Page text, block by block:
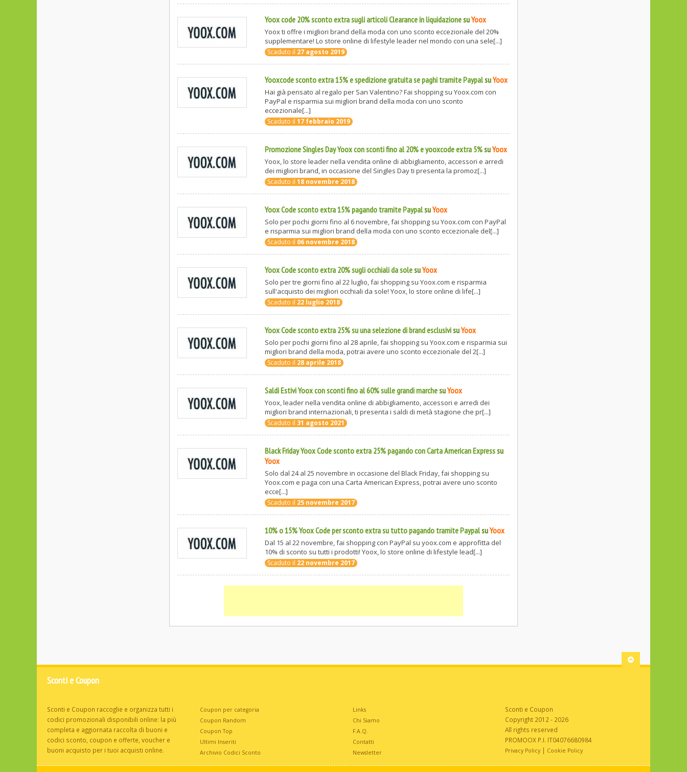
Yoox code 20% sconto extra sugli articoli Clearance in liquidazionesuYoox
Yoox ti offre i migliori brand della moda con uno sconto eccezionale del 20%
supplementare! Lo store online di lifestyle leader nel mondo con una sele[...]
Scaduto il 27 agosto 2019
Yooxcode sconto extra 15% e spedizione gratuita se paghi tramite PaypalsuYoox
Hai già pensato al regalo per San Valentino? Fai shopping su Yoox.com con
PayPal e risparmia sui migliori brand della moda con uno sconto
eccezionale[...]
Scaduto il17 febbraio 2019
Promozione Singles Day Yoox con sconti fino al 20% e yooxcode extra 5%suYoox
Yoox, lo store leader nella vendita online di abbigliamento, accessori e arredi
dei migliori brand, in occasione del Singles Day ti presenta la promoz[...]
Scaduto il18 novembre 2018
Yoox Code sconto extra 15% pagando tramite PaypalsuYoox
Solo per pochi giorni fino al 6 novembre, fai shopping su Yoox.com con PayPal
e risparmia sui migliori brand della moda con uno sconto eccezionale del[...]
Scaduto il 06 novembre 2018
Yoox Code sconto extra 20% sugli occhiali da solesuYoox
Solo per tre giorni fino al 22 luglio, fai shopping su Yoox.com e risparmia
sull'acquisto dei migliori occhiali da sole! Yoox, lo store online di life[...]
Scaduto il 22 luglio 2018
Yoox Code sconto extra 25% su una selezione di brand esclusivisuYoox
Solo per pochi giorni fino al 28 aprile, fai shopping su Yoox.com e risparmia sui
migliori brand della moda, potrai avere uno sconto eccezionale del 2[...]
Scaduto il 28 aprile 2018
Saldi Estivi Yoox con sconti fino al 60% sulle grandi marchesuYoox
Yoox, leader nella vendita online di abbigliamento, accessori e arredi dei
migliori brand internazionali, ti presenta i saldi di metà stagione che pr[...]
Scaduto il 31 agosto 2021
Black Friday Yoox Code sconto extra 25% pagando con Carta American Expresssu
Yoox
Solo dal 24 al 25 novembre in occasione del Black Friday, fai shopping su
Yoox.com e paga con una Carta American Express, potrai avere uno sconto
ecce[...]
Scaduto il 25 novembre 2017
10% o 15% Yoox Code per sconto extra su tutto pagando tramite PaypalsuYoox
Dal 15 al 22 novembre, fai shopping con PayPal su yoox.com e approfitta del
10% di sconto su tutti i prodotti! Yoox, lo store online di lifestyle lead[...]
Scaduto il 22 novembre 2017
Sconti e Coupon
Sconti e Coupon raccoglie e organizza tutti i
codici promozionali disponibili online: la più
completa e aggiornata raccolta di buoni e
codici sconto, coupon e offerte, voucher e
buoni acquisto per i tuoi acquisti online.
Coupon per categoria
Coupon Random
Coupon Top
Ultimi Inseriti
Archivio Codici Sconto
Links
Chi Siamo
F.A.Q.
Contatti
Newsletter
Sconti e Coupon
Copyright 2012 - 2026
All rights reserved
PROMOOX P.I. IT04076680984
Privacy Policy | Cookie Policy